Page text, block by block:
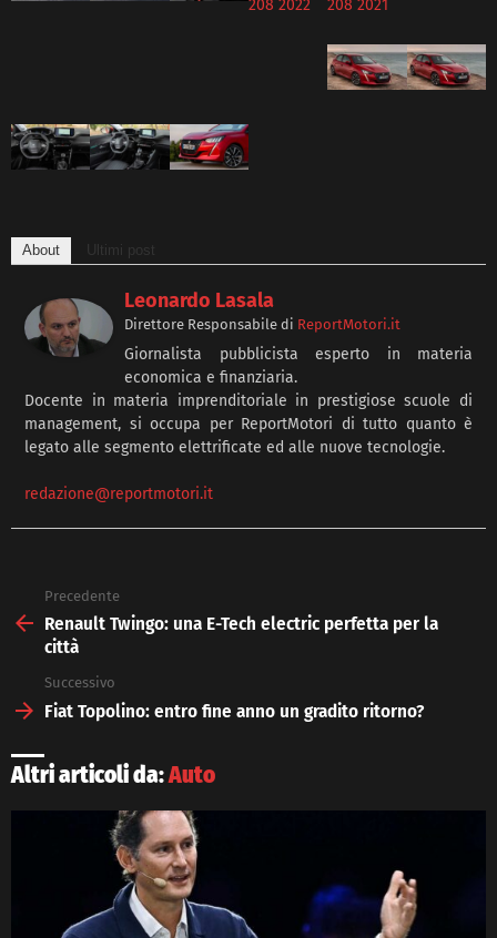
About Ultimi post
Leonardo Lasala
Direttore Responsabile di ReportMotori.it
Giornalista pubblicista esperto in materia
economica e finanziaria.
Docente in materia imprenditoriale in prestigiose scuole di
management, si occupa per ReportMotori di tutto quanto è
legato alle segmento elettrificate ed alle nuove tecnologie.
redazione@reportmotori.it
more
Precedente
Renault Twingo: una E-Tech electric perfetta per la
città
Successivo
Fiat Topolino: entro fine anno un gradito ritorno?
Altri articoli da:Auto